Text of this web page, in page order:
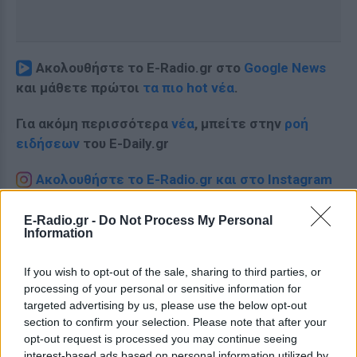
E-Radio.gr - Do Not Process My Personal
Information
If you wish to opt-out of the sale, sharing to third parties, or
processing of your personal or sensitive information for
targeted advertising by us, please use the below opt-out
section to confirm your selection. Please note that after your
opt-out request is processed you may continue seeing
Ακολουθήστε το E-Radio.gr στο Google News
και μάθετε πρώτοι τα πιο hot νέα.
Για ακόμη περισσότερα νέα, μπείτε στην ροή
ειδήσεων του E-Daily.gr
Ακολουθήστε το E-Radio.gr και στο Instagram